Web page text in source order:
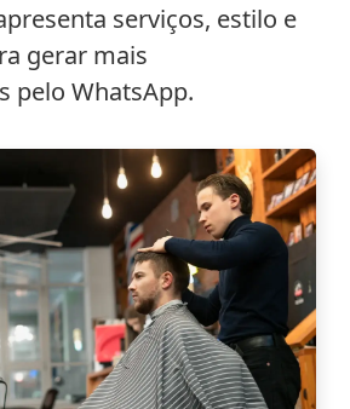
serviços, estilo e
gerar mais
pelo WhatsApp.